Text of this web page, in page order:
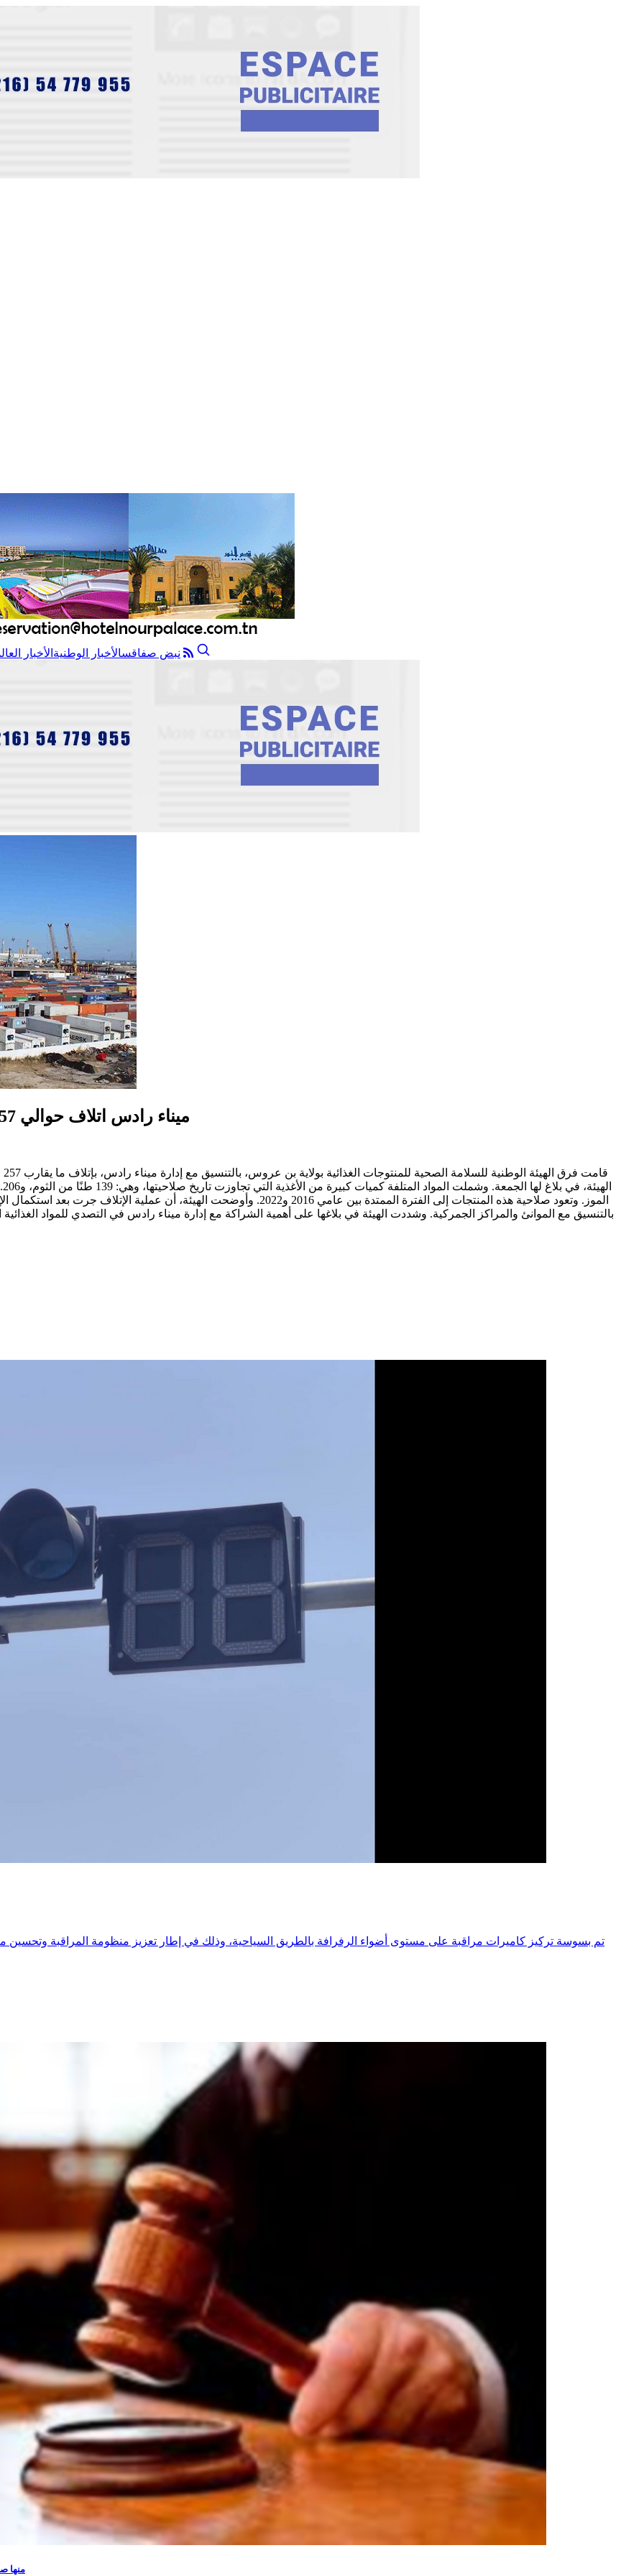
نبض صفاقسالأخبار الوطنية الأخبار
ميناء رادس اتلاف حوالي 257 طنا من المواد الغذائية غير صالحة للاستهلاك
الموز. وتعود صلاحية هذه المنتجات إلى الفترة الممتدة بين عامي 2016 و2022. وأوضحت
بالتنسيق مع الموانئ والمراكز الجمركية. وشددت الهيئة في بلاغها على أهمية الشراكة مع إدارة ميناء رادس في التصدي للمواد
تم بسوسة تركيز كاميرات مراقبة على مستوى أضواء الرفرافة بالطريق السياحية، وذلك في إطار تعزيز منظومة المراقبة وتحسين
منها